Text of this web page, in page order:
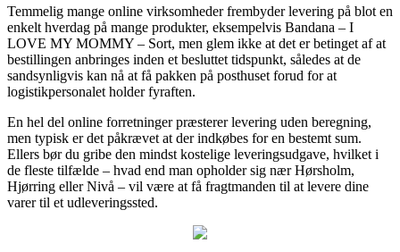
Temmelig mange online virksomheder frembyder levering på blot en
enkelt hverdag på mange produkter, eksempelvis Bandana – I
LOVE MY MOMMY – Sort, men glem ikke at det er betinget af at
bestillingen anbringes inden et besluttet tidspunkt, således at de
sandsynligvis kan nå at få pakken på posthuset forud for at
logistikpersonalet holder fyraften.
En hel del online forretninger præsterer levering uden beregning,
men typisk er det påkrævet at der indkøbes for en bestemt sum.
Ellers bør du gribe den mindst kostelige leveringsudgave, hvilket i
de fleste tilfælde – hvad end man opholder sig nær Hørsholm,
Hjørring eller Nivå – vil være at få fragtmanden til at levere dine
varer til et udleveringssted.